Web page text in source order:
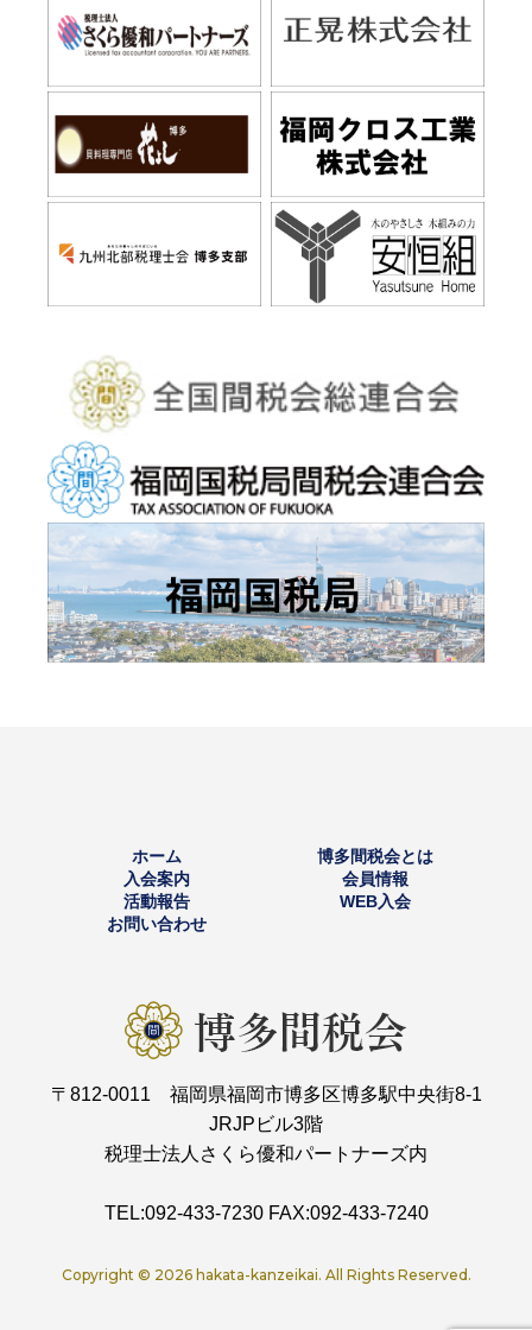
ホーム
博多間税会とは
入会案内
会員情報
活動報告
WEB入会
お問い合わせ
〒812-0011 福岡県福岡市博多区博多駅中央街8-1
JRJPビル3階
税理士法人さくら優和パートナーズ内
TEL:092-433-7230 FAX:092-433-7240
Copyright © 2026 hakata-kanzeikai. All Rights Reserved.